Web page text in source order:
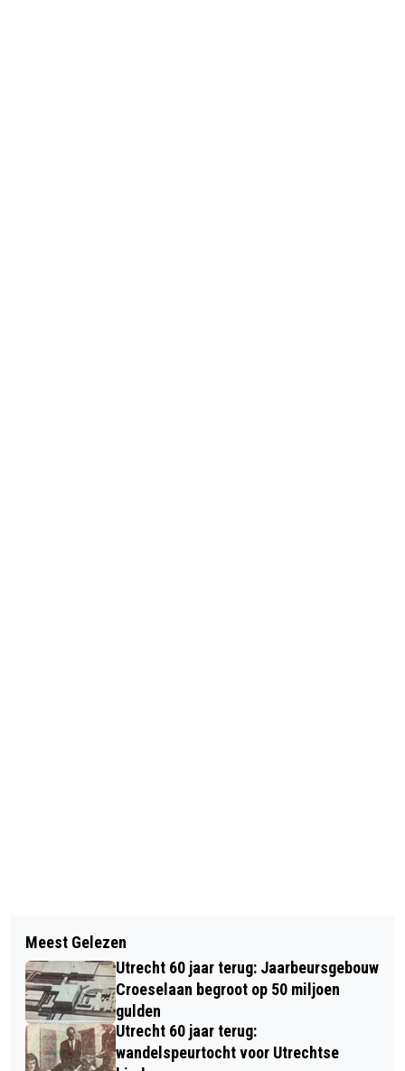
'DE U' WINNAAR NIEUW ARMATUUR
VOOR UTRECHTSE LANTAARNPALEN
FC UTRECHT VERSTERKT ZICH MET
18-JARIGE VERDEDIGER EMEKA
ADIELE
Meest Gelezen
Utrecht 60 jaar terug: Jaarbeursgebouw
Croeselaan begroot op 50 miljoen
gulden
Utrecht 60 jaar terug:
wandelspeurtocht voor Utrechtse